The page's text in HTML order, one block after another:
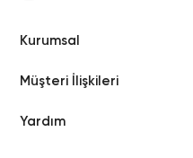
Kurumsal
Müşteri İlişkileri
Yardım